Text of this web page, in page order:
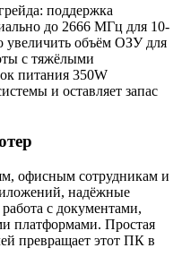
поддержка
до 2666 МГц для 10-
увеличить объём ОЗУ для
с тяжёлыми
питания 350W
и оставляет запас
офисным сотрудникам и
надёжные
с документами,
платформами. Простая
превращает этот ПК в